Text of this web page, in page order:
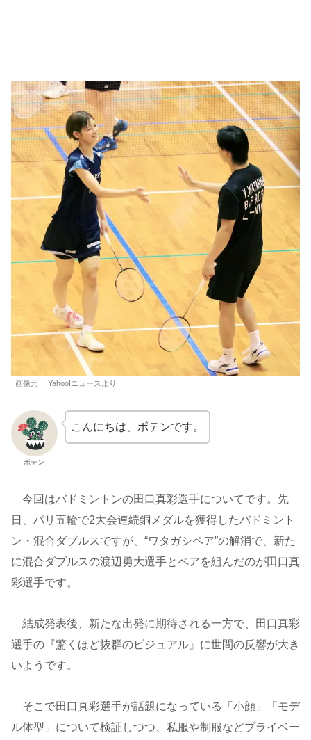
画像元 Yahoo!ニュースより
ボテン
こんにちは、ボテンです。
今回はバドミントンの田口真彩選手についてです。先
日、パリ五輪で2大会連続銅メダルを獲得したバドミント
ン・混合ダブルスですが、“ワタガシペア”の解消で、新た
に混合ダブルスの渡辺勇大選手とペアを組んだのが田口真
彩選手です。
結成発表後、新たな出発に期待される一方で、田口真彩
選手の『驚くほど抜群のビジュアル』に世間の反響が大き
いようです。
そこで田口真彩選手が話題になっている「小顔」「モデ
ル体型」について検証しつつ、私服や制服などプライベー